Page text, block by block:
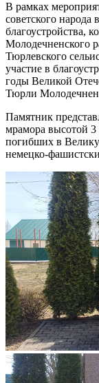
В рамках
советского
благоустройства,
Молодечненского
Тюрлевского
участие в
годы Великой
Тюрли
Памятник
мрамора высотой 3
погибших в
немецко-